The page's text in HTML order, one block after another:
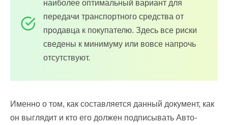
наиболее оптимальный вариант для
передачи транспортного средства от
продавца к покупателю. Здесь все риски
сведены к минимуму или вовсе напрочь
отсутствуют.
Именно о том, как составляется данный документ, как
он выглядит и кто его должен подписывать Авто-